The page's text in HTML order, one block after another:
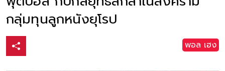
กลุ่มทุนลูกหนังยุโรป
พอล เฮง